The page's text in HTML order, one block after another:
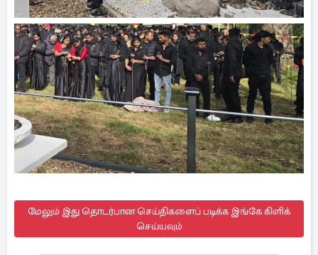
மேலும் இது தொடர்பான செய்திகளைப் படிக்க இங்கே கிளிக்
செய்யவும்